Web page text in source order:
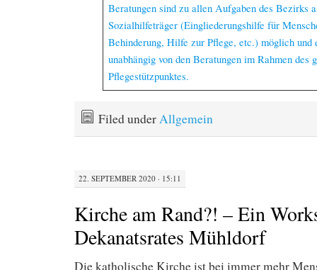
Beratungen sind zu allen Aufgaben des Bezirks
Sozialhilfeträger (Eingliederungshilfe für
Behinderung, Hilfe zur Pflege, etc.) möglich und
unabhängig von den Beratungen im Rahmen des
Pflegestützpunktes.
Filed underAllgemein
22. SEPTEMBER 2020 · 15:11
Kirche am Rand?! – Ein
Dekanatsrates Mühldorf
Die katholische Kirche ist bei immer mehr